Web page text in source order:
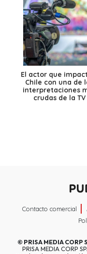
El actor que
Chile con una de
interpretaciones
crudas de la TV
Contacto comercial
© PRISA MEDIA CORP
PRISA MEDIA CORP